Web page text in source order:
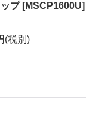
プ [MSCP1600U]
(税別)